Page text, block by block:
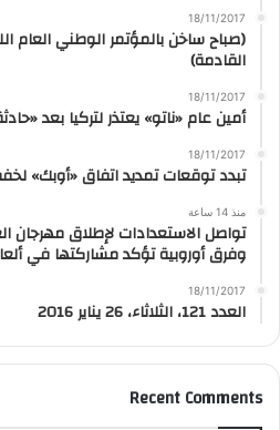
18/11/2017
(صباح ساخن بالمؤتمر الوطني العام
القادمة)
18/11/2017
أمين عام «ناتو» يعتذر لتركيا بعد
18/11/2017
تبدد توقعات تمديد اتفاق «أوبك»
منذ 14 ساعة
تواصل الاستعدادات لإطلاق مهرجان
وفرق أوروبية تؤكد مشاركتها في
18/11/2017
العدد 121، الثلاثاء، 26 يناير 2016
Recent Comments